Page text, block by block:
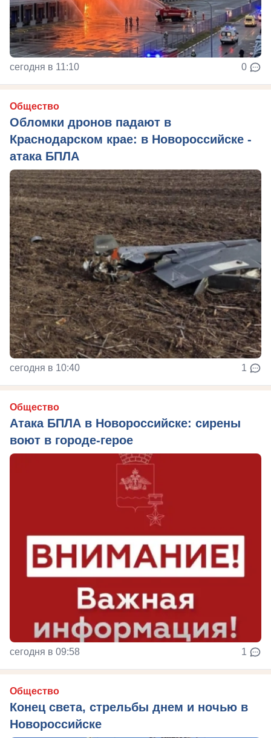
сегодня в 11:10 0
Общество
Обломки дронов падают в
Краснодарском крае: в Новороссийске -
атака БПЛА
сегодня в 10:40 1
Общество
Атака БПЛА в Новороссийске: сирены
воют в городе-герое
сегодня в 09:58 1
Общество
Конец света, стрельбы днем и ночью в
Новороссийске